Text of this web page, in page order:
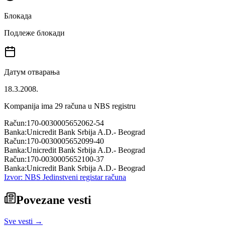
Блокада
Подлеже блокади
Датум отварања
18.3.2008.
Kompanija ima 29 računa u NBS registru
Račun:170-0030005652062-54
Banka:Unicredit Bank Srbija A.D.- Beograd
Račun:170-0030005652099-40
Banka:Unicredit Bank Srbija A.D.- Beograd
Račun:170-0030005652100-37
Banka:Unicredit Bank Srbija A.D.- Beograd
Izvor: NBS Jedinstveni registar računa
Povezane vesti
Sve vesti →